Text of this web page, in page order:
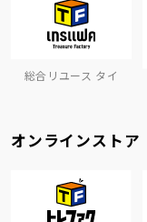
総合リユース タイ
オンラインストア